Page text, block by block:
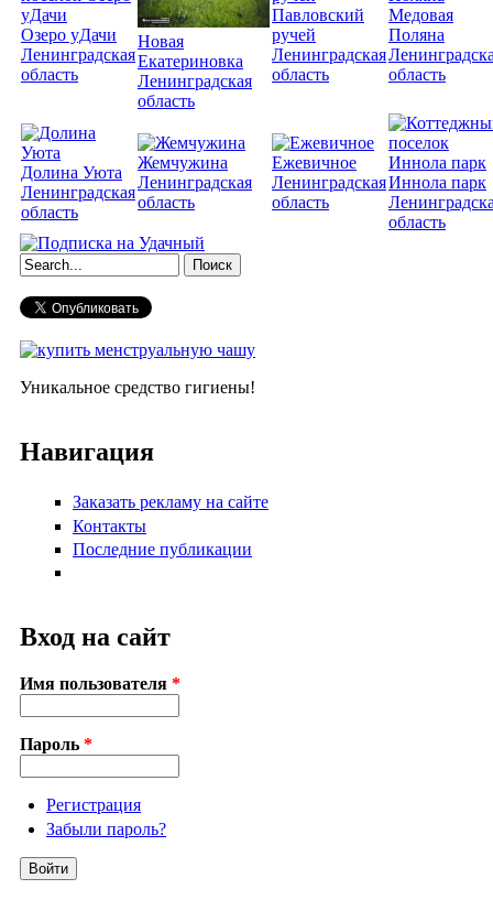
Озеро уДачи
Ленинградская
область
Новая
Екатериновка
Ленинградская
область
Павловский
ручей
Ленинградская
область
Медовая
Поляна
область
Долина Уюта
Ленинградская
область
Жемчужина
Ленинградская
область
Ежевичное
Ленинградская
область
Иннола парк
область
Форма поиска
Уникальное средство гигиены!
Навигация
Заказать рекламу на сайте
Контакты
Последние публикации
Вход на сайт
Имя пользователя *
Пароль *
Регистрация
Забыли пароль?